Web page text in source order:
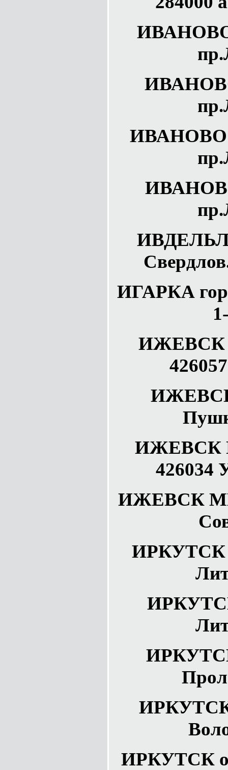
ИВАНОВО
ИВАНОВО
ИВАНОВО
ИГАРКА
ИЖЕВСК
ИЖЕВСК
426034
ИЖЕВСК
ИРКУТСК
ИРКУТСК
ИРКУТСК
ИРКУТСК